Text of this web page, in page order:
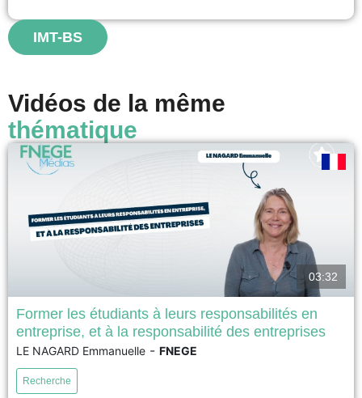
utilisent dans la...
voir
IMT-BS
Vidéos de la même
thématique
Prix AUNEGe/FNEGE 2026 du Meilleur dispositif pédagogique à l'ère du
numérique Cette vidéo décrit les principes qui ont guidé la refonte d’un
cours en ligne sur la responsabilité individuelle et collective dans les
organisations, à l’ESSEC Business School. Différents procédés, dont la
03:32
Former les étudiants à leurs responsabilités en
entreprise, et à la responsabilité des entreprises
LE NAGARD Emmanuelle - FNEGE
Recherche